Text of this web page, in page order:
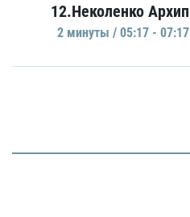
12.Неколенко Архип
2 минуты / 05:17 - 07:17